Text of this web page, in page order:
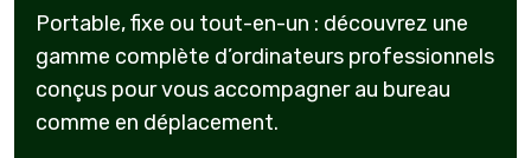
Portable, fixe ou tout-en-un : découvrez une
gamme complète d’ordinateurs professionnels
conçus pour vous accompagner au bureau
comme en déplacement.